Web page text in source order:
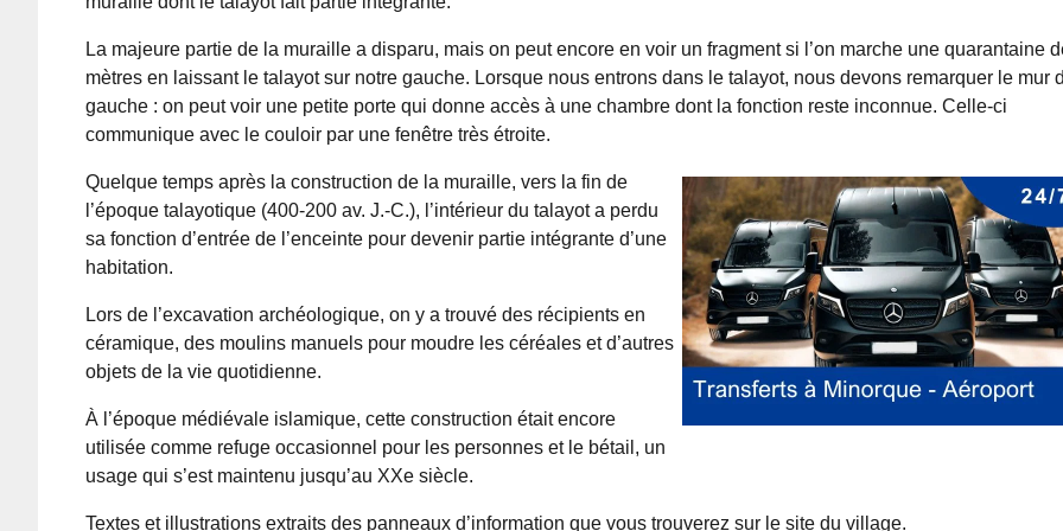
La majeure partie de la muraille a disparu, mais on peut encore en voir un fragment si l’on marche une quarantaine
mètres en laissant le talayot sur notre gauche. Lorsque nous entrons dans le talayot, nous devons remarquer le mur
gauche : on peut voir une petite porte qui donne accès à une chambre dont la fonction reste inconnue. Celle-ci
communique avec le couloir par une fenêtre très étroite.
Quelque temps après la construction de la muraille, vers la fin de
l’époque talayotique (400-200 av. J.-C.), l’intérieur du talayot a perdu
sa fonction d’entrée de l’enceinte pour devenir partie intégrante d’une
habitation.
Lors de l’excavation archéologique, on y a trouvé des récipients en
céramique, des moulins manuels pour moudre les céréales et d’autres
objets de la vie quotidienne.
À l’époque médiévale islamique, cette construction était encore
utilisée comme refuge occasionnel pour les personnes et le bétail, un
usage qui s’est maintenu jusqu’au XXe siècle.
Textes et illustrations extraits des panneaux d’information que vous trouverez sur le site du village.